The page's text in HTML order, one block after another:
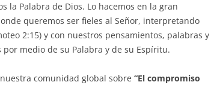
la Palabra de Dios. Lo hacemos en la gran
queremos ser fieles al Señor, interpretando
2:15) y con nuestros pensamientos, palabras y
medio de su Palabra y de su Espíritu.
comunidad global sobre “El compromiso